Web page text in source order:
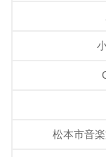
松本市音